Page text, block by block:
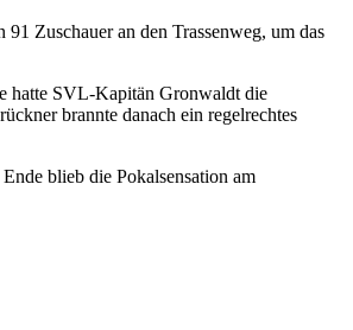
Zuschauer an den Trassenweg, um das
hatte SVL-Kapitän Gronwaldt die
brannte danach ein regelrechtes
blieb die Pokalsensation am